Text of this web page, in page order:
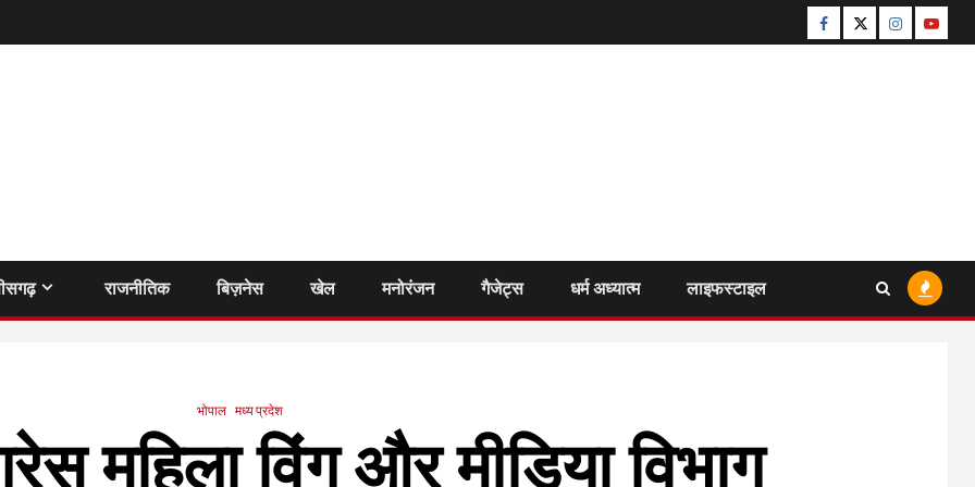
Facebook
TwitterInstagram
राजनीतिक बिज़नेस खेल मनोरंजन गैजेट्स धर्म अध्यात्म लाइफस्टाइल
भोपाल मध्य प्रदेश
महिला विंग और मीडिया विभाग